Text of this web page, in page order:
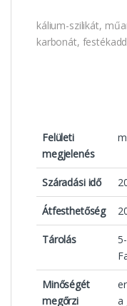
kálium-szilikát,
karbonát,
Felületi
megjelenés
Száradási idő
Átfesthetőség
Tárolás
Minőségét
megőrzi
a